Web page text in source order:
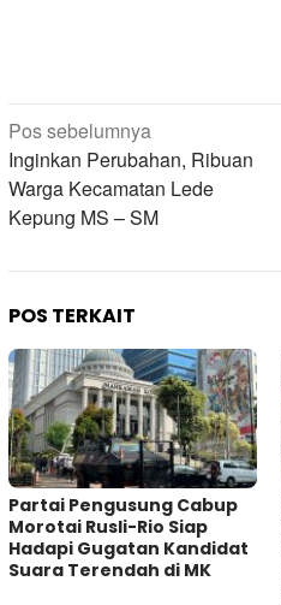
Navigasi
pos
Pos sebelumnya
Inginkan Perubahan, Ribuan
Warga Kecamatan Lede
Kepung MS – SM
POS TERKAIT
Partai Pengusung Cabup
Morotai Rusli-Rio Siap
Hadapi Gugatan Kandidat
Suara Terendah di MK